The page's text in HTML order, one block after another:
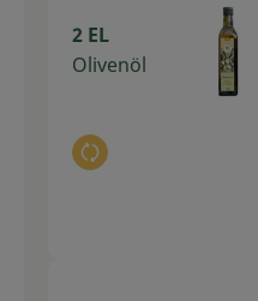
2 EL
Olivenöl
Auswahl ändern